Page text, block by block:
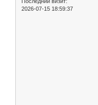
2026-07-15 18:59:37